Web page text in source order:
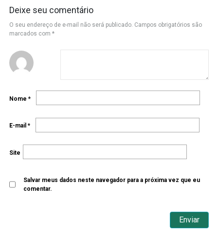
Deixe seu comentário
O seu endereço de e-mail não será publicado. Campos obrigatórios são
marcados com *
Nome *
E-mail *
Site
Salvar meus dados neste navegador para a próxima vez que eu
comentar.